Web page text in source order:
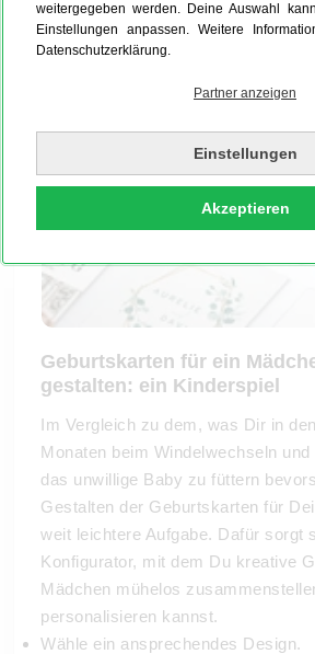
weitergegeben werden. Deine Auswahl
Einstellungen anpassen. Weitere
Datenschutzerklärung.
Partner anzeigen
Einstellungen
Akzeptieren
Geburtskarten für ein
gestalten: ein Kinderspiel
Im Vergleich zu dem, was Dir in
Monaten beim Windelwechseln
das unwillige Baby zu füttern
Gestalten der Geburtskarten für
weit leichtere Aufgabe. Dafür sorgt
Konfigurator, mit dem Du kreative
Mädchen mühelos
personalisieren kannst.
Wähle ein ansprechendes Design.